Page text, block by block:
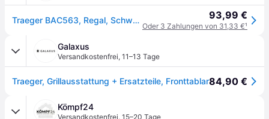
Traeger BAC563, Regal, Schwarz, Stahl, 22/575/650 Series, Traeger, Rechteckig 93,99 €
Oder 3 Zahlungen von 31,33 €¹
Galaxus
Versandkostenfrei, 11–13 Tage
Traeger, Grillausstattung + Ersatzteile, Fronttablar84,90 €
Kömpf24
Versandkostenfrei, 15–20 Tage